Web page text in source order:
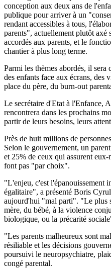
conception aux deux ans de
publique pour arriver à un
rendant accessibles à tous,
parents", actuellement plutôt axé
accordés aux parents, et le
chantier à plus long terme.
Parmi les thèmes abordés, il
des enfants face aux écrans, des
place du père, du burn-out
Le secrétaire d'Etat à l'Enfance,
rencontrera dans les prochains
partir de leurs besoins, leurs
Près de huit millions de
Selon le gouvernement, un
et 25% de ceux qui assurent
font pas "par choix".
"L'enjeu, c'est l'épanouissement
égalitaire", a présenté Boris
aujourd'hui "mal parti". "Le plus
mère, du bébé, à la violence
biologique, ou la précarité
"Les parents malheureux sont
résiliable et les décisions
poursuivi le neuropsychiatre,
congé parental.